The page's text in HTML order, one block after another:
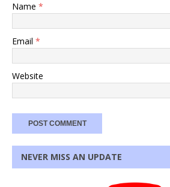
Name *
Email *
Website
NEVER MISS AN UPDATE